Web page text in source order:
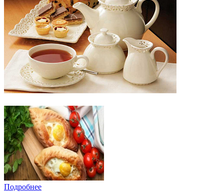
Подробнее